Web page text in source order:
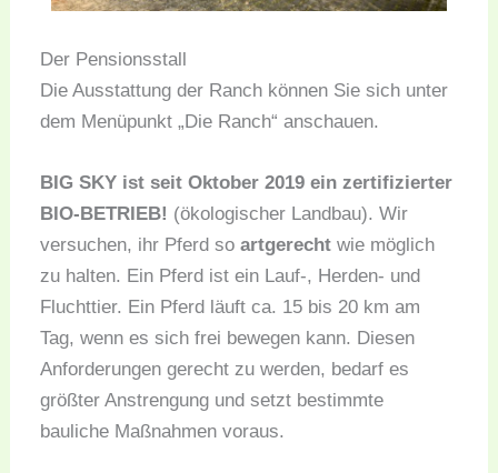
Der Pensionsstall
Die Ausstattung der Ranch können Sie sich unter
dem Menüpunkt „Die Ranch“ anschauen.
BIG SKY ist seit Oktober 2019 ein zertifizierter
BIO-BETRIEB! (ökologischer Landbau). Wir
versuchen, ihr Pferd soartgerecht wie möglich
zu halten. Ein Pferd ist ein Lauf-, Herden- und
Fluchttier. Ein Pferd läuft ca. 15 bis 20 km am
Tag, wenn es sich frei bewegen kann. Diesen
Anforderungen gerecht zu werden, bedarf es
größter Anstrengung und setzt bestimmte
bauliche Maßnahmen voraus.